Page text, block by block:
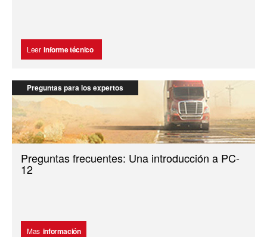
Leer informe técnico
Preguntas para los expertos
Preguntas frecuentes: Una introducción a PC-
12
Mas información